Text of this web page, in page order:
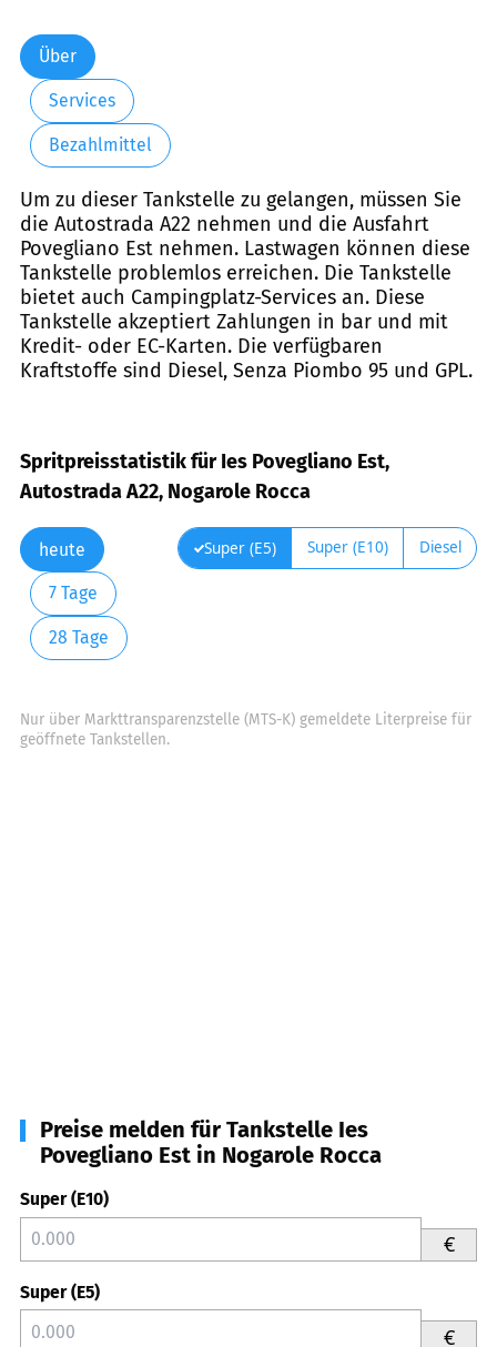
Über
Services
Bezahlmittel
Um zu dieser Tankstelle zu gelangen, müssen Sie
die Autostrada A22 nehmen und die Ausfahrt
Povegliano Est nehmen. Lastwagen können diese
Tankstelle problemlos erreichen. Die Tankstelle
bietet auch Campingplatz-Services an. Diese
Tankstelle akzeptiert Zahlungen in bar und mit
Kredit- oder EC-Karten. Die verfügbaren
Kraftstoffe sind Diesel, Senza Piombo 95 und GPL.
Spritpreisstatistik für Ies Povegliano Est,
Autostrada A22, Nogarole Rocca
heute
7 Tage
28 Tage
Super (E5) Super (E10) Diesel
Nur über Markttransparenzstelle (MTS-K) gemeldete Literpreise für
geöffnete Tankstellen.
Preise melden für Tankstelle Ies
Povegliano Est in Nogarole Rocca
Super (E10)
€
Super (E5)
€